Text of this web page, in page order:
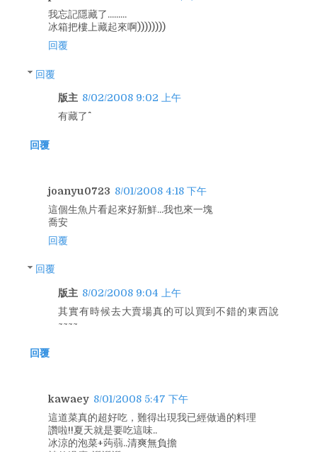
我忘記隱藏了.........
冰箱把樓上藏起來啊))))))))
回覆
回覆
版主 8/02/2008 9:02 上午
有藏了^^
回覆
joanyu0723 8/01/2008 4:18 下午
這個生魚片看起來好新鮮...我也來一塊
喬安
回覆
回覆
版主 8/02/2008 9:04 上午
其實有時候去大賣場真的可以買到不錯的東西說
~~~~
回覆
kawaey 8/01/2008 5:47 下午
這道菜真的超好吃，難得出現我已經做過的料理
讚啦!!夏天就是要吃這味..
冰涼的泡菜+蒟蒻..清爽無負擔